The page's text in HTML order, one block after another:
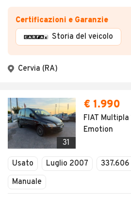
Certificazioni e Garanzie
Storia del veicolo
Cervia (RA)
31
€ 1.990
FIAT
Emotion
Usato Luglio 2007 337.606
Manuale